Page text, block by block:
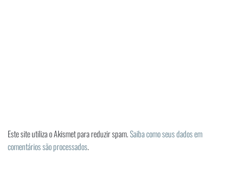
Este site utiliza o Akismet para reduzir spam.Saiba como seus dados em
comentários são processados.